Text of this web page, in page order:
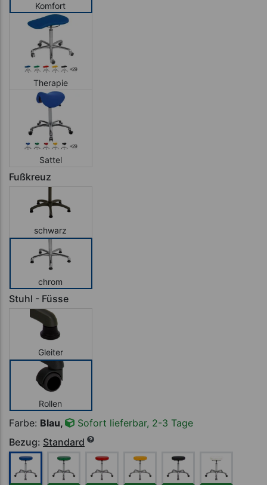
Komfort
Therapie
Sattel
Fußkreuz
schwarz
chrom
Stuhl - Füsse
Gleiter
Rollen
Farbe: Blau,
Sofort lieferbar, 2-3 Tage
Bezug: Standard